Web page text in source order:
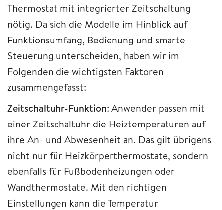
Thermostat mit integrierter Zeitschaltung
nötig. Da sich die Modelle im Hinblick auf
Funktionsumfang, Bedienung und smarte
Steuerung unterscheiden, haben wir im
Folgenden die wichtigsten Faktoren
zusammengefasst:
Zeitschaltuhr-Funktion: Anwender passen mit
einer Zeitschaltuhr die Heiztemperaturen auf
ihre An- und Abwesenheit an. Das gilt übrigens
nicht nur für Heizkörperthermostate, sondern
ebenfalls für Fußbodenheizungen oder
Wandthermostate. Mit den richtigen
Einstellungen kann die Temperatur